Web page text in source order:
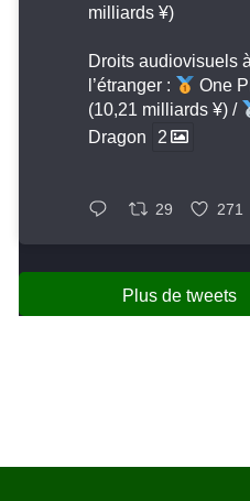
milliards ¥)
Droits audiovisuels à
l’étranger :
One
(10,21 milliards ¥) /
Dragon
2
29 271
Plus de tweets